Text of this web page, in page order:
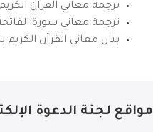
ترجمة معاني القرآن
ترجمة معاني سورة الفاتحة
بيان معاني القرآن الكريم
مواقع لجنة الدعوة